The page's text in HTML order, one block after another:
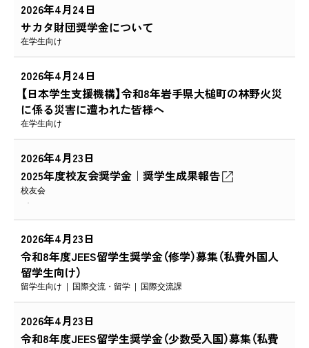
2026年4月24日
サカタ財団奨学金について
在学生向け
2026年4月24日
【日本学生支援機構】令和8年岩手県大槌町の林野火災
に係る災害に遭われた皆様へ
在学生向け
2026年4月23日
2025年度校友会奨学金｜奨学生成果報告
校友会
2026年4月23日
令和8年度JEES留学生奨学金（修学）募集（私費外国人
留学生向け）
留学生向け 国際交流・留学 国際交流課
2026年4月23日
令和8年度JEES留学生奨学金（少数受入国）募集（私費